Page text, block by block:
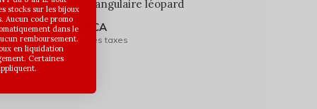
- Rectangulaire léopard
9,00$CA
Avant les taxes
stocks sur les bijoux
Aucun code promo
dans le
remboursement.
en liquidation
Certaines